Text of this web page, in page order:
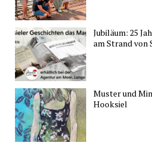
Jubiläum: 25
am Strand von
Muster und
Hooksiel